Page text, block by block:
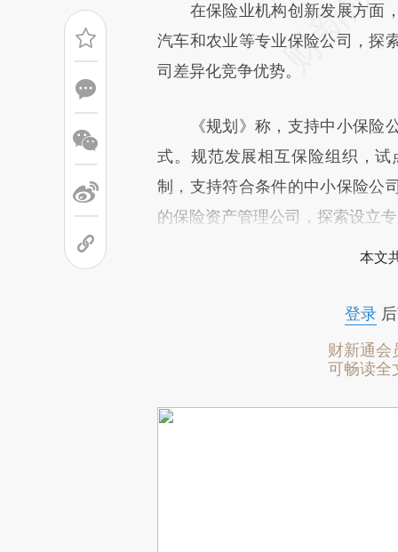
在保险业机构创新发展方面，
汽车和农业等专业保险公司，探
司差异化竞争优势。
《规划》称，支持中小保险公
式。规范发展相互保险组织，
制，支持符合条件的中小保险公
的保险资产管理公司，探索设立
本文
登录后
财新通会
可畅读全